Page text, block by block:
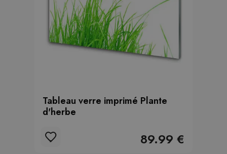
Tableau verre imprimé Plante
d'herbe
89.99 €